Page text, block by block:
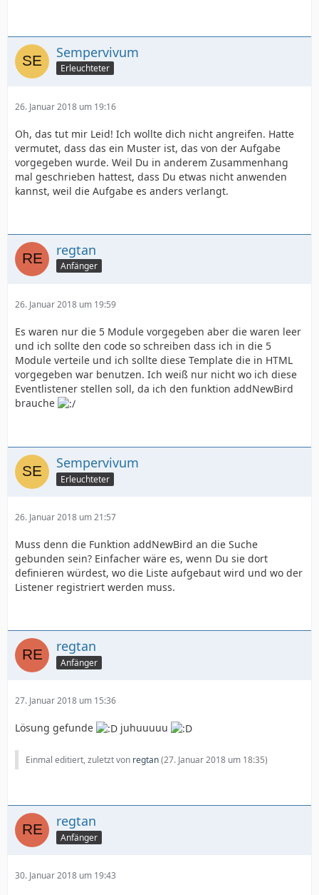
Sempervivum
Erleuchteter
26. Januar 2018 um 19:16
Oh, das tut mir Leid! Ich wollte dich nicht angreifen. Hatte
vermutet, dass das ein Muster ist, das von der Aufgabe
vorgegeben wurde. Weil Du in anderem Zusammenhang
mal geschrieben hattest, dass Du etwas nicht anwenden
kannst, weil die Aufgabe es anders verlangt.
regtan
Anfänger
26. Januar 2018 um 19:59
Es waren nur die 5 Module vorgegeben aber die waren leer
und ich sollte den code so schreiben dass ich in die 5
Module verteile und ich sollte diese Template die in HTML
vorgegeben war benutzen. Ich weiß nur nicht wo ich diese
Eventlistener stellen soll, da ich den funktion addNewBird
brauche
Sempervivum
Erleuchteter
26. Januar 2018 um 21:57
Muss denn die Funktion addNewBird an die Suche
gebunden sein? Einfacher wäre es, wenn Du sie dort
definieren würdest, wo die Liste aufgebaut wird und wo der
Listener registriert werden muss.
regtan
Anfänger
27. Januar 2018 um 15:36
Lösung gefunde juhuuuuu
Einmal editiert, zuletzt von regtan(27. Januar 2018 um 18:35)
regtan
Anfänger
30. Januar 2018 um 19:43